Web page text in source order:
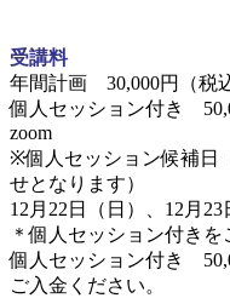
受講料
年間計画 30,000円（税
個人セッション付き
zoom
※個人セッション候補日
せとなります）
12月22日（日）、12月23
＊個人セッション付きを
個人セッション付き
ご入金ください。